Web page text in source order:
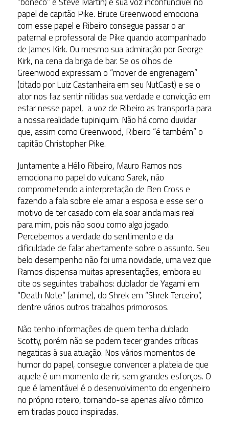
papel de capitão Pike. Bruce Greenwood emociona
com esse papel e Ribeiro consegue passar o ar
paternal e professoral de Pike quando acompanhado
de James Kirk. Ou mesmo sua admiração por George
Kirk, na cena da briga de bar. Se os olhos de
Greenwood expressam o “mover de engrenagem”
(citado por Luiz Castanheira em seu NutCast) e se o
ator nos faz sentir nítidas sua verdade e convicção em
estar nesse papel, a voz de Ribeiro as transporta para
a nossa realidade tupiniquim. Não há como duvidar
que, assim como Greenwood, Ribeiro “é também” o
capitão Christopher Pike.
Juntamente a Hélio Ribeiro, Mauro Ramos nos
emociona no papel do vulcano Sarek, não
comprometendo a interpretação de Ben Cross e
fazendo a fala sobre ele amar a esposa e esse ser o
motivo de ter casado com ela soar ainda mais real
para mim, pois não soou como algo jogado.
Percebemos a verdade do sentimento e da
dificuldade de falar abertamente sobre o assunto. Seu
belo desempenho não foi uma novidade, uma vez que
Ramos dispensa muitas apresentações, embora eu
cite os seguintes trabalhos: dublador de Yagami em
“Death Note” (anime), do Shrek em “Shrek Terceiro”,
dentre vários outros trabalhos primorosos.
Não tenho informações de quem tenha dublado
Scotty, porém não se podem tecer grandes críticas
negaticas à sua atuação. Nos vários momentos de
humor do papel, consegue convencer a plateia de que
aquele é um momento de rir, sem grandes esforços. O
que é lamentável é o desenvolvimento do engenheiro
no próprio roteiro, tornando-se apenas alívio cômico
em tiradas pouco inspiradas.